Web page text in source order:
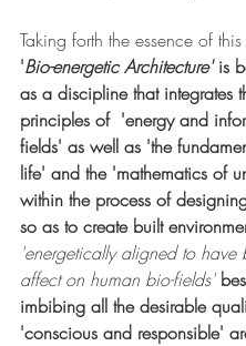
Taking forth the essence of
'Bio-energetic Architecture' is
as a discipline that integrates
principles of  'energy and
fields' as well as 'the
life' and the 'mathematics of
within the process of
so as to create built
'energetically aligned to have
affect on human bio-fields'
imbibing all the desirable
'conscious and responsible'